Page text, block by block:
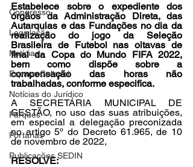
Congresso
Legislação
Notícias
Espaço Cultural
Notícias do Jurídico
Parques
Portarias
Publicações SEDIN
Estabelece sobre o expediente dos
órgãos da Administração Direta, das
Autarquias e das Fundações no dia da
realização do jogo da Seleção
Brasileira de Futebol nas oitavas de
final da Copa do Mundo FIFA 2022,
bem como dispõe sobre a
compensação das horas não
trabalhadas, conforme especifica.
A SECRETÁRIA MUNICIPAL DE
GESTÃO, no uso das suas atribuições,
em especial a delegação preconizada
no artigo 5º do Decreto 61.965, de 10
de novembro de 2022,
RESOLVE: